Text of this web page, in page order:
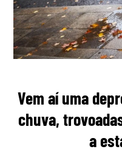
Vem aí uma
chuva,
a